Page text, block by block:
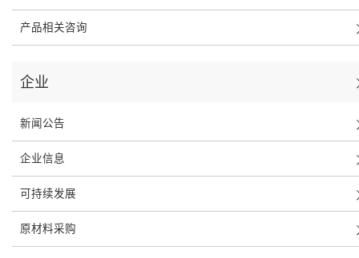
产品相关咨询
企业
新闻公告
企业信息
可持续发展
原材料采购